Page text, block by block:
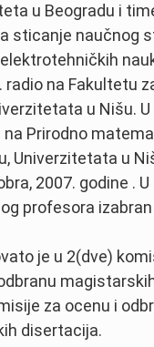
u Beogradu i
sticanje naučnog
radio na Fakultetu
u Nišu. U
na Prirodno
Univerzitetata u
2007. godine .
profesora
je u 2(dve)
za ocenu i
disertacija.